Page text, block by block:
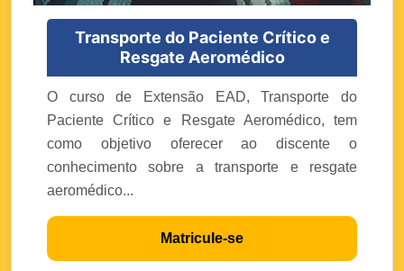
Transporte do Paciente Crítico e
Resgate Aeromédico
O curso de Extensão EAD, Transporte do
Paciente Crítico e Resgate Aeromédico, tem
como objetivo oferecer ao discente o
conhecimento sobre a transporte e resgate
aeromédico...
Matricule-se